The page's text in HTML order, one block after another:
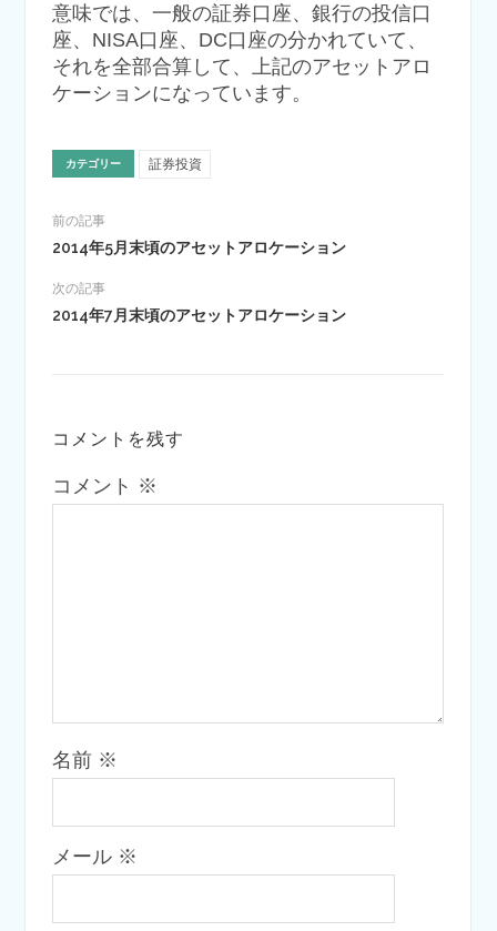
意味では、一般の証券口座、銀行の投信口
座、NISA口座、DC口座の分かれていて、
それを全部合算して、上記のアセットアロ
ケーションになっています。
カテゴリー 証券投資
前の記事
2014年5月末頃のアセットアロケーション
次の記事
2014年7月末頃のアセットアロケーション
コメントを残す
コメント ※
名前 ※
メール ※